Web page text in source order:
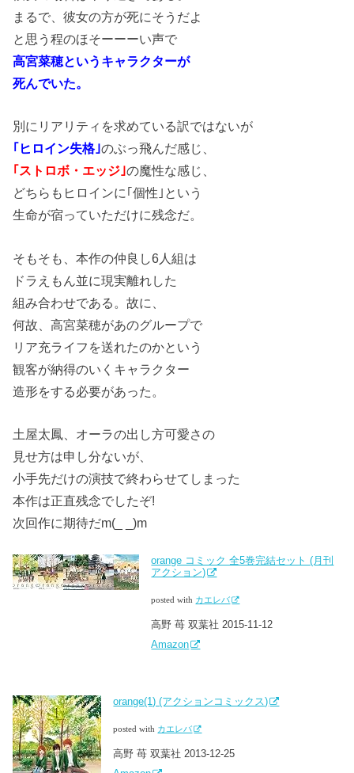
まるで、彼女の方が死にそうだよ
と思う程のほそーーーい声で
高宮菜穂というキャラクターが
死んでいた。
別にリアリティを求めている訳ではないが
｢ヒロイン失格｣のぶっ飛んだ感じ、
｢ストロボ・エッジ｣の魔性な感じ、
どちらもヒロインに｢個性｣という
生命が宿っていただけに残念だ。
そもそも、本作の仲良し6人組は
ドラえもん並に現実離れした
組み合わせである。故に、
何故、高宮菜穂があのグループで
リア充ライフを送れたのかという
観客が納得のいくキャラクター
造形をする必要があった。
土屋太鳳、オーラの出し方可愛さの
見せ方は申し分ないが、
小手先だけの演技で終わらせてしまった
本作は正直残念でしたぞ!
次回作に期待だm(_ _)m
orange コミック 全5巻完結セット (月刊
アクション)
posted with カエレバ
高野 苺 双葉社 2015-11-12
Amazon
orange(1) (アクションコミックス)
posted with カエレバ
高野 苺 双葉社 2013-12-25